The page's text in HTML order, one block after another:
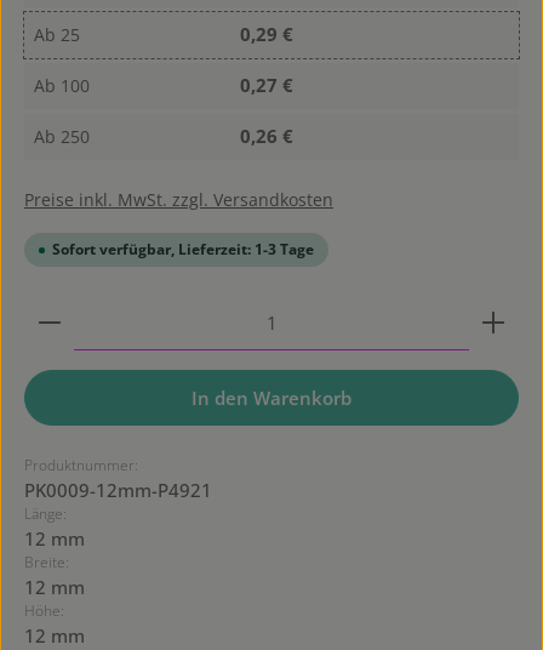
Ab 25 0,29 €
Ab 100 0,27 €
Ab 250 0,26 €
Preise inkl. MwSt. zzgl. Versandkosten
Sofort verfügbar, Lieferzeit: 1-3 Tage
Produkt Anzahl: Gib den gewünschten Wert ein
In den Warenkorb
Produktnummer:
PK0009-12mm-P4921
Länge:
12 mm
Breite:
12 mm
Höhe:
12 mm